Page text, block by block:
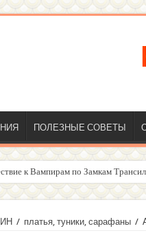
ПОЛЕЗНЫЕ СОВЕТЫ
к Вампирам по Замкам
внутренний голос
/ платья, туники, сарафаны /